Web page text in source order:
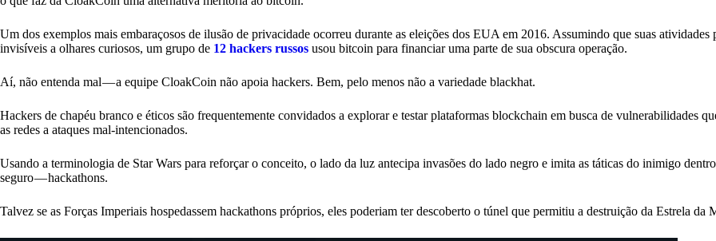
Um dos exemplos mais embaraçosos de ilusão de privacidade ocorreu durante as eleições dos EUA em 2016. Assumindo que suas atividades
invisíveis a olhares curiosos, um grupo de 12 hackers russos usou bitcoin para financiar uma parte de sua obscura operação.
Aí, não entenda mal — a equipe CloakCoin não apoia hackers. Bem, pelo menos não a variedade blackhat.
Hackers de chapéu branco e éticos são frequentemente convidados a explorar e testar plataformas blockchain em busca de vulnerabilidades
as redes a ataques mal-intencionados.
Usando a terminologia de Star Wars para reforçar o conceito, o lado da luz antecipa invasões do lado negro e imita as táticas do inimigo
seguro — hackathons.
Talvez se as Forças Imperiais hospedassem hackathons próprios, eles poderiam ter descoberto o túnel que permitiu a destruição da Estrela da